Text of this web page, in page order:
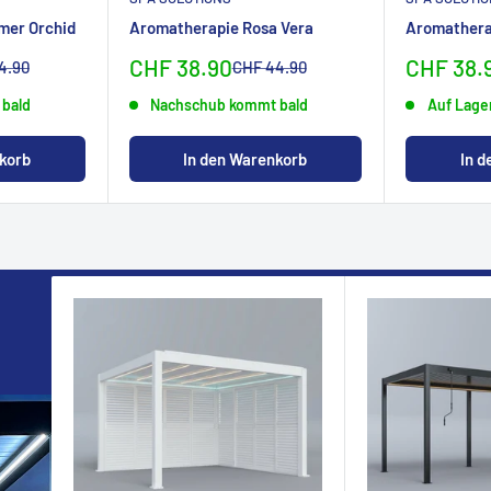
pH-neutral. Gönnen
Orchid Aromatherapie Rosa Vera
Sonderpreis
CHF 38.90Normalpreis
CHF 44.90
Nachschub kommt bald
In den Warenkorb
CHF
Auf
In